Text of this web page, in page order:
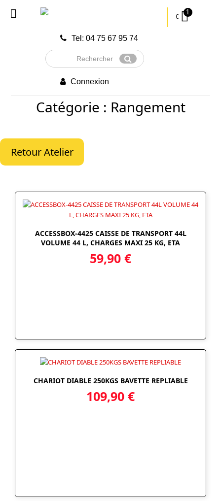
Tel: 04 75 67 95 74
Rechercher
Envoyer
Connexion
€
1
Catégorie : Rangement
Retour Atelier
ACCESSBOX-4425 CAISSE DE TRANSPORT 44L
VOLUME 44 L, CHARGES MAXI 25 KG, ETA
59,90 €
CHARIOT DIABLE 250KGS BAVETTE REPLIABLE
109,90 €